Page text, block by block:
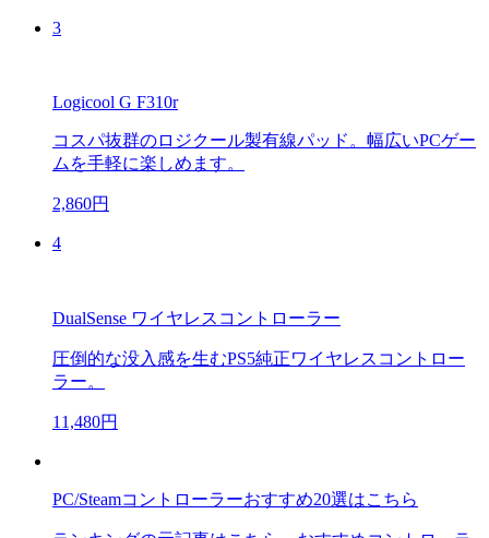
3
Logicool G F310r
コスパ抜群のロジクール製有線パッド。幅広いPCゲー
ムを手軽に楽しめます。
2,860円
4
DualSense ワイヤレスコントローラー
圧倒的な没入感を生むPS5純正ワイヤレスコントロー
ラー。
11,480円
PC/Steamコントローラーおすすめ20選はこちら